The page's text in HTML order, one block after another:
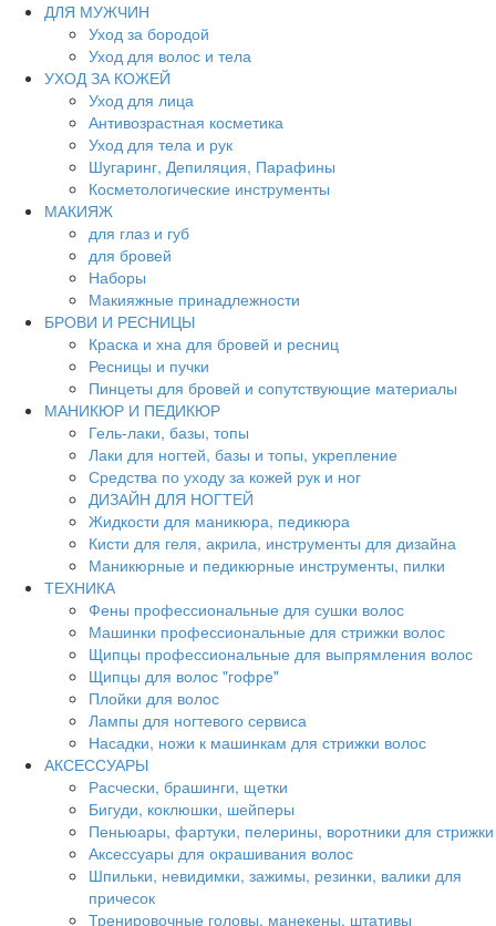
ДЛЯ МУЖЧИН
Уход за бородой
Уход для волос и тела
УХОД ЗА КОЖЕЙ
Уход для лица
Антивозрастная косметика
Уход для тела и рук
Шугаринг, Депиляция, Парафины
Косметологические инструменты
МАКИЯЖ
для глаз и губ
для бровей
Наборы
Макияжные принадлежности
БРОВИ И РЕСНИЦЫ
Краска и хна для бровей и ресниц
Ресницы и пучки
Пинцеты для бровей и сопутствующие материалы
МАНИКЮР И ПЕДИКЮР
Гель-лаки, базы, топы
Лаки для ногтей, базы и топы, укрепление
Средства по уходу за кожей рук и ног
ДИЗАЙН ДЛЯ НОГТЕЙ
Жидкости для маникюра, педикюра
Кисти для геля, акрила, инструменты для дизайна
Маникюрные и педикюрные инструменты, пилки
ТЕХНИКА
Фены профессиональные для сушки волос
Машинки профессиональные для стрижки волос
Щипцы профессиональные для выпрямления волос
Щипцы для волос "гофре"
Плойки для волос
Лампы для ногтевого сервиса
Насадки, ножи к машинкам для стрижки волос
АКСЕССУАРЫ
Расчески, брашинги, щетки
Бигуди, коклюшки, шейперы
Пеньюары, фартуки, пелерины, воротники для стрижки
Аксессуары для окрашивания волос
Шпильки, невидимки, зажимы, резинки, валики для
причесок
Тренировочные головы, манекены, штативы